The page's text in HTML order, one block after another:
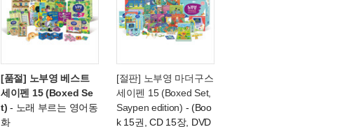
[품절] 노부영 베스트
세이펜 15 (Boxed Se
t) - 노래 부르는 영어동
화
[절판] 노부영 마더구스
세이펜 15 (Boxed Set,
Saypen edition) - (Boo
k 15권, CD 15장, DVD